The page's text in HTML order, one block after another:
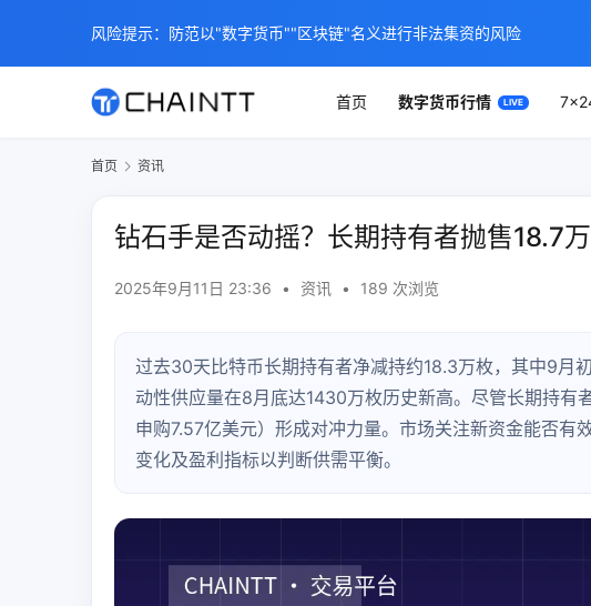
首页 数字货币行情
首页 资讯
钻石手是否动摇？长期持有者抛售18.7
2025年9月11日 23:36 • 资讯 • 189 次浏览
过去30天比特币长期持有者净减持约18.3万枚，其中9月
动性供应量在8月底达1430万枚历史新高。尽管长期持有
申购7.57亿美元）形成对冲力量。市场关注新资金能否有
变化及盈利指标以判断供需平衡。
风险提示：防范以"数字货币""区块链"名义进行非法集资的风险